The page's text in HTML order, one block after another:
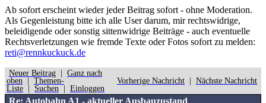
Ab sofort erscheint wieder jeder Beitrag sofort - ohne Moderation.
Als Gegenleistung bitte ich alle User darum, mir rechtswidrige,
beleidigende oder sonstig sittenwidrige Beiträge - auch eventuelle
Rechtsverletzungen wie fremde Texte oder Fotos sofort zu melden:
reti@rennkuckuck.de
Neuer Beitrag
Ganz nach
oben
Themen-
Liste
Suchen Einloggen
Vorherige Nachricht Nächste Nachricht